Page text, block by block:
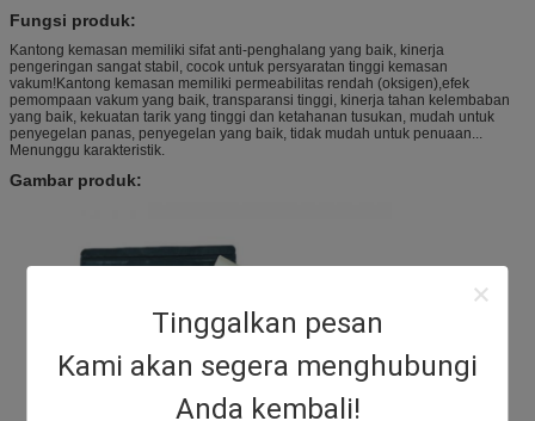
Tinggalkan pesan
Kami akan segera menghubungi
Anda kembali!
Fungsi produk:
Kantong kemasan memiliki sifat anti-penghalang yang baik, kinerja
pengeringan sangat stabil, cocok untuk persyaratan tinggi kemasan
vakum!Kantong kemasan memiliki permeabilitas rendah (oksigen),efek
pemompaan vakum yang baik, transparansi tinggi, kinerja tahan kelembaban
yang baik, kekuatan tarik yang tinggi dan ketahanan tusukan, mudah untuk
penyegelan panas, penyegelan yang baik, tidak mudah untuk penuaan...
Menunggu karakteristik.
Gambar produk: